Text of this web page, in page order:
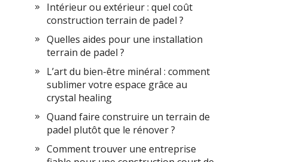
Intérieur ou extérieur : quel coût
construction terrain de padel ?
Quelles aides pour une installation
terrain de padel ?
L’art du bien-être minéral : comment
sublimer votre espace grâce au
crystal healing
Quand faire construire un terrain de
padel plutôt que le rénover ?
Comment trouver une entreprise